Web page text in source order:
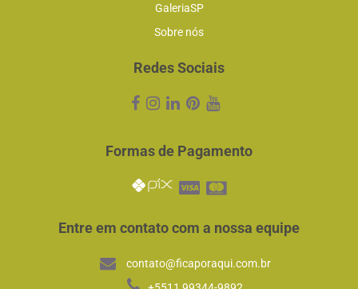
GaleriaSP
Sobre nós
Redes Sociais
Formas de Pagamento
Entre em contato com a nossa equipe
contato@ficaporaqui.com.br